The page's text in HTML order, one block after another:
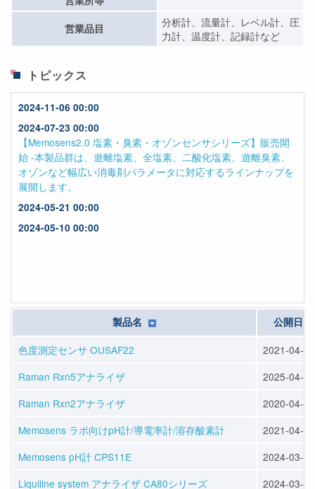
営業品目
分析計、流量計、レベル計、圧
力計、温度計、記録計など
トピックス
製品名 公開日
色度測定センサ OUSAF22
2021-04-01
Raman Rxn5アナライザ
2025-04-11
Raman Rxn2アナライザ
2020-04-08
Memosens ラボ向けpH計/導電率計/溶存酸素計
2021-04-01
Memosens pH計 CPS11E
2024-03-22
Liquiline system アナライザ CA80シリーズ
2024-03-22